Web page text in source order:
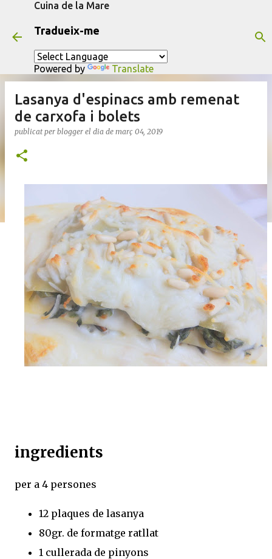
Cuina de la Mare
Tradueix-me
Powered by Translate
Lasanya d'espinacs amb remenat
de carxofa i bolets
publicat per blogger el dia de març 04, 2019
ingredients
per a 4 persones
12 plaques de lasanya
80gr. de formatge ratllat
1 cullerada de pinyons